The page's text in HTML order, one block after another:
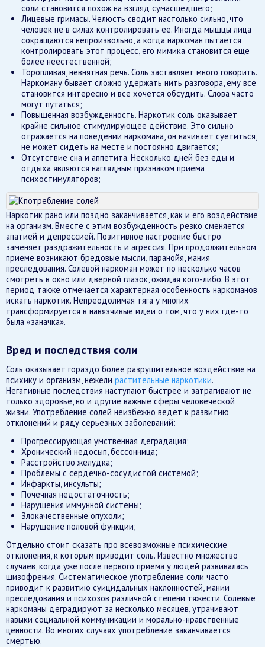
соли становится похож на взгляд сумасшедшего;
Лицевые гримасы. Челюсть сводит настолько сильно, что
человек не в силах контролировать ее. Иногда мышцы лица
сокращаются непроизвольно, а когда наркоман пытается
контролировать этот процесс, его мимика становится еще
более неестественной;
Торопливая, невнятная речь. Соль заставляет много говорить.
Наркоману бывает сложно удержать нить разговора, ему все
становится интересно и все хочется обсудить. Слова часто
могут путаться;
Повышенная возбужденность. Наркотик соль оказывает
крайне сильное стимулирующее действие. Это сильно
отражается на поведении наркомана, он начинает суетиться,
не может сидеть на месте и постоянно двигается;
Отсутствие сна и аппетита. Несколько дней без еды и
отдыха являются наглядным признаком приема
психостимуляторов;
Наркотик рано или поздно заканчивается, как и его воздействие
на организм. Вместе с этим возбужденность резко сменяется
апатией и депрессией. Позитивное настроение быстро
заменяет раздражительность и агрессия. При продолжительном
приеме возникают бредовые мысли, паранойя, мания
преследования. Солевой наркоман может по несколько часов
смотреть в окно или дверной глазок, ожидая кого-либо. В этот
период также отмечается характерная особенность наркоманов
искать наркотик. Непреодолимая тяга у многих
трансформируется в навязчивые идеи о том, что у них где-то
была «заначка».
Вред и последствия соли
Соль оказывает гораздо более разрушительное воздействие на
психику и организм, нежели растительные наркотики.
Негативные последствия наступают быстрее и затрагивают не
только здоровье, но и другие важные сферы человеческой
жизни. Употребление солей неизбежно ведет к развитию
отклонений и ряду серьезных заболеваний:
Прогрессирующая умственная деградация;
Хронический недосып, бессонница;
Расстройство желудка;
Проблемы с сердечно-сосудистой системой;
Инфаркты, инсульты;
Почечная недостаточность;
Нарушения иммунной системы;
Злокачественные опухоли;
Нарушение половой функции;
Отдельно стоит сказать про всевозможные психические
отклонения, к которым приводит соль. Известно множество
случаев, когда уже после первого приема у людей развивалась
шизофрения. Систематическое употребление соли часто
приводит к развитию суицидальных наклонностей, мании
преследования и психозов различной степени тяжести. Солевые
наркоманы деградируют за несколько месяцев, утрачивают
навыки социальной коммуникации и морально-нравственные
ценности. Во многих случаях употребление заканчивается
смертью.